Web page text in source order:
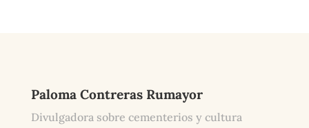
Paloma Contreras Rumayor
Divulgadora sobre cementerios y cultura